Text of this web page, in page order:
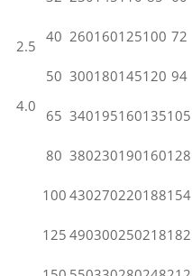
2.5
4.0
40 260160125100 72
50 300180145120 94
65 340195160135105
80 380230190160128
100 430270220188154
125 490300250218182